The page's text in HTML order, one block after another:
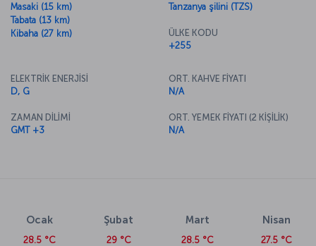
Masaki (15 km)
Tabata (13 km)
Kibaha (27 km)
Tanzanya şilini (TZS)
ÜLKE KODU
+255
ELEKTRİK ENERJİSİ
D, G
ZAMAN DİLİMİ
GMT +3
ORT. KAHVE FİYATI
N/A
ORT. YEMEK FİYATI (2 KİŞİLİK)
N/A
Ocak
28.5 °C
Şubat
29 °C
Mart
28.5 °C
Nisan
27.5 °C